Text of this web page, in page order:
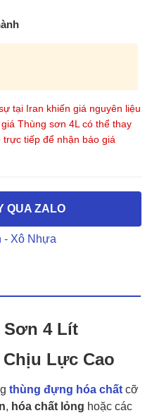
tại Iran khiến giá nguyên liệu
Thùng sơn 4L có thể thay
tiếp để nhận báo giá
QUA ZALO
Xô Nhựa
4 Lít
Chịu Lực Cao
thùng đựng hóa chất cỡ
, hóa chất lỏng hoặc các